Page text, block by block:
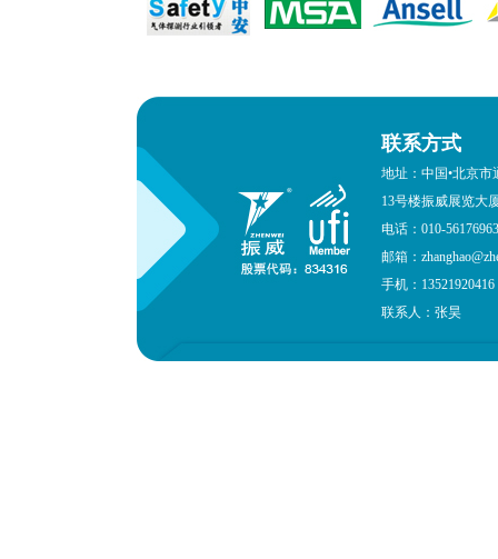
联系方式
地址：中国•北京
13号楼振威展览大
电话：010-
邮箱：
手机：13521920416
联系人：张昊